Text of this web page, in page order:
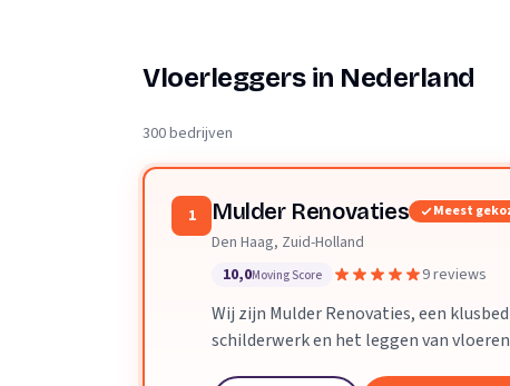
Verhuisplanner
Vloerleggers in Nederland
300 bedrijven
1 Mulder Renovaties Meest
Den Haag, Zuid-Holland
10,0Moving Score 9 reviews
Wij zijn Mulder Renovaties, een
schilderwerk en het leggen van